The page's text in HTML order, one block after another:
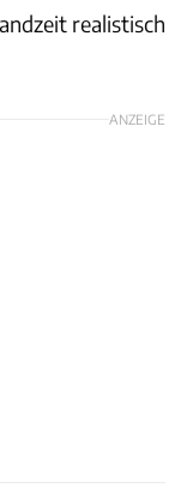
realistisch
ANZEIGE